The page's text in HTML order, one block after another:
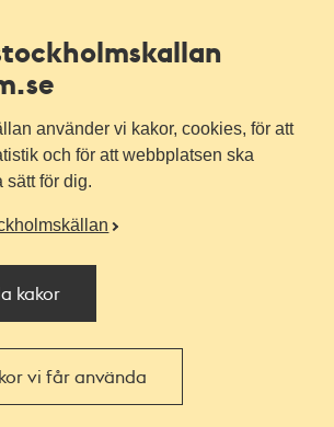
använder vi kakor, cookies, för att
och för att webbplatsen ska
sätt för dig.
kakor
vi får använda